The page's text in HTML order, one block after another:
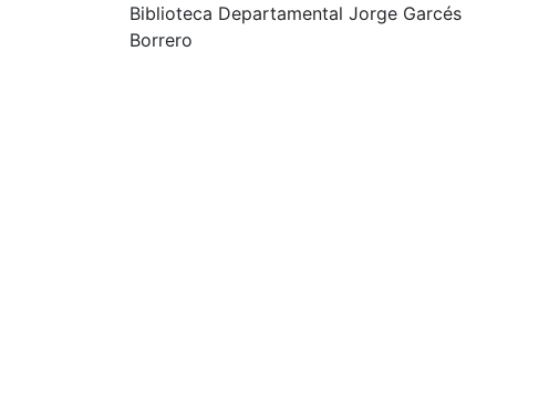
Biblioteca Departamental Jorge Garcés
Borrero